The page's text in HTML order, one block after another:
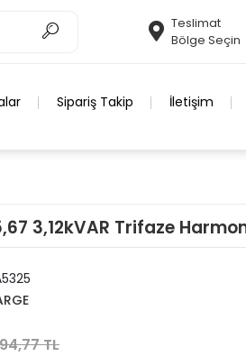
Teslimat
Bölge Seçin
Sipariş Takip İletişim
3,12kVAR Trifaze
TL